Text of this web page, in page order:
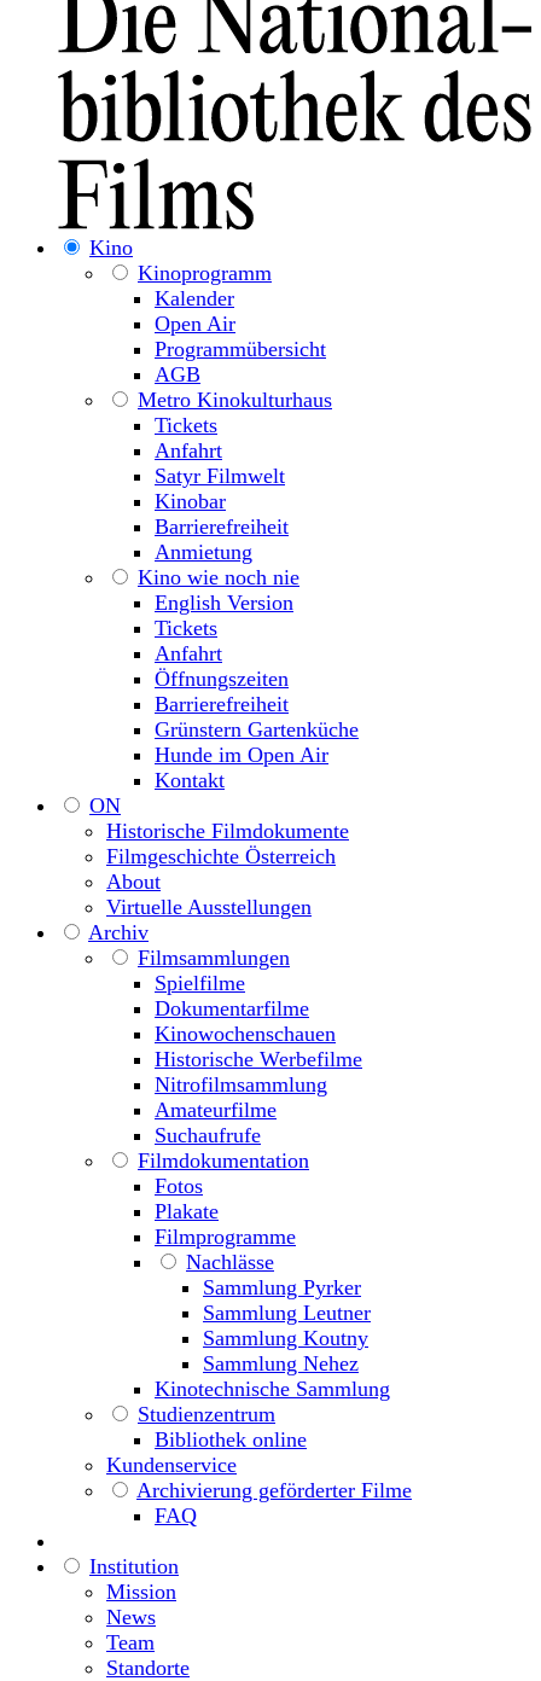
Kino
Kinoprogramm
Kalender
Open Air
Programmübersicht
AGB
Metro Kinokulturhaus
Tickets
Anfahrt
Satyr Filmwelt
Kinobar
Barrierefreiheit
Anmietung
Kino wie noch nie
English Version
Tickets
Anfahrt
Öffnungszeiten
Barrierefreiheit
Grünstern Gartenküche
Hunde im Open Air
Kontakt
ON
Historische Filmdokumente
Filmgeschichte Österreich
About
Virtuelle Ausstellungen
Archiv
Filmsammlungen
Spielfilme
Dokumentarfilme
Kinowochenschauen
Historische Werbefilme
Nitrofilmsammlung
Amateurfilme
Suchaufrufe
Filmdokumentation
Fotos
Plakate
Filmprogramme
Nachlässe
Sammlung Pyrker
Sammlung Leutner
Sammlung Koutny
Sammlung Nehez
Kinotechnische Sammlung
Studienzentrum
Bibliothek online
Kundenservice
Archivierung geförderter Filme
FAQ
Institution
Mission
News
Team
Standorte